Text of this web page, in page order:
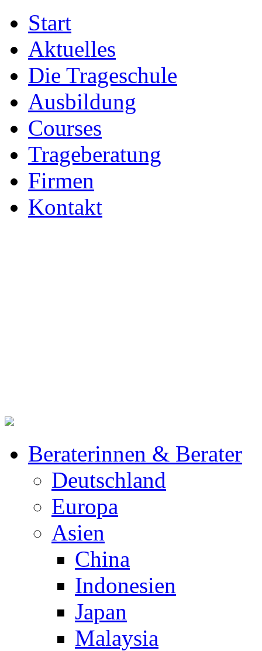
Start
Aktuelles
Die Trageschule
Ausbildung
Courses
Trageberatung
Firmen
Kontakt
Beraterinnen & Berater
Deutschland
Europa
Asien
China
Indonesien
Japan
Malaysia